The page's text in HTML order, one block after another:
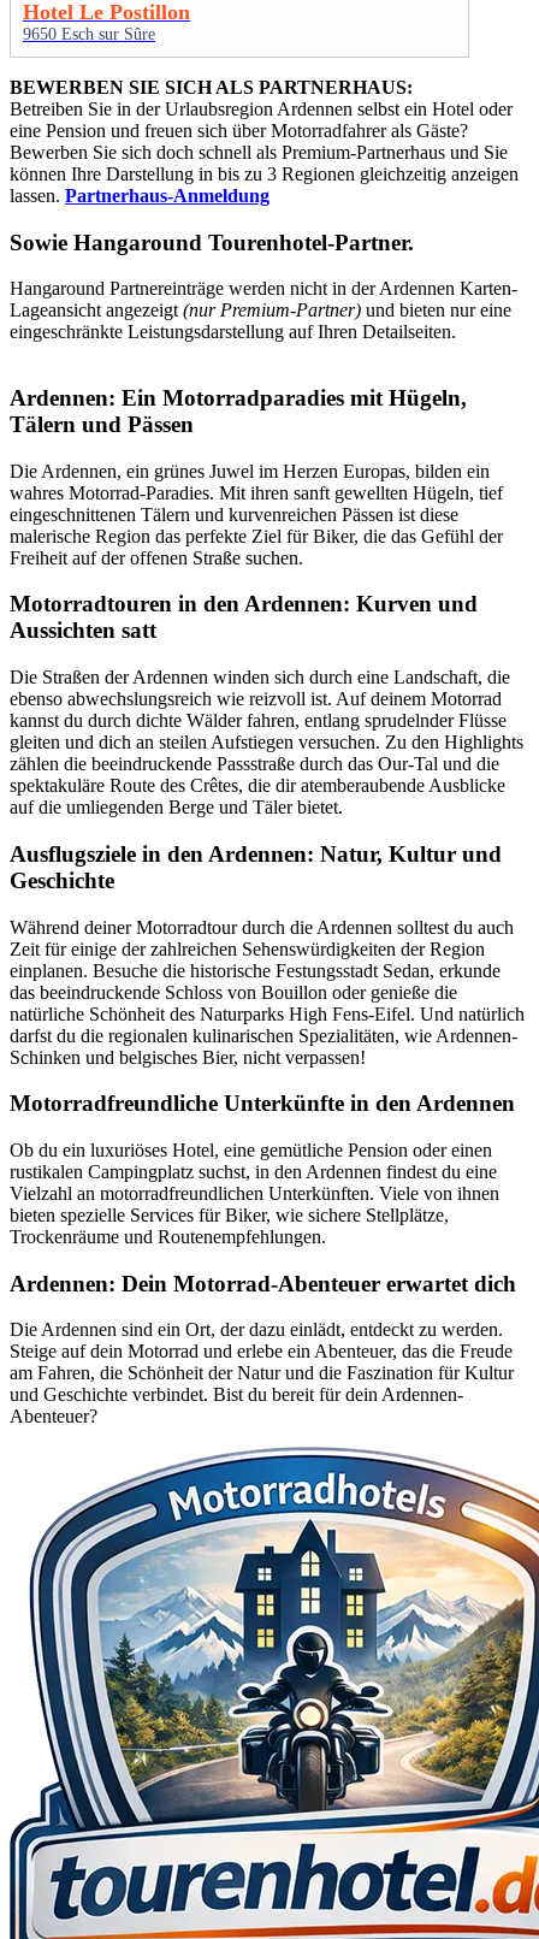
Hotel Le Postillon
9650 Esch sur Sûre
BEWERBEN SIE SICH ALS PARTNERHAUS:
Betreiben Sie in der Urlaubsregion Ardennen selbst ein Hotel oder
eine Pension und freuen sich über Motorradfahrer als Gäste?
Bewerben Sie sich doch schnell als Premium-Partnerhaus und Sie
können Ihre Darstellung in bis zu 3 Regionen gleichzeitig anzeigen
lassen. Partnerhaus-Anmeldung
Sowie Hangaround Tourenhotel-Partner.
Hangaround Partnereinträge werden nicht in der Ardennen Karten-
Lageansicht angezeigt (nur Premium-Partner) und bieten nur eine
eingeschränkte Leistungsdarstellung auf Ihren Detailseiten.
Ardennen: Ein Motorradparadies mit Hügeln,
Tälern und Pässen
Die Ardennen, ein grünes Juwel im Herzen Europas, bilden ein
wahres Motorrad-Paradies. Mit ihren sanft gewellten Hügeln, tief
eingeschnittenen Tälern und kurvenreichen Pässen ist diese
malerische Region das perfekte Ziel für Biker, die das Gefühl der
Freiheit auf der offenen Straße suchen.
Motorradtouren in den Ardennen: Kurven und
Aussichten satt
Die Straßen der Ardennen winden sich durch eine Landschaft, die
ebenso abwechslungsreich wie reizvoll ist. Auf deinem Motorrad
kannst du durch dichte Wälder fahren, entlang sprudelnder Flüsse
gleiten und dich an steilen Aufstiegen versuchen. Zu den Highlights
zählen die beeindruckende Passstraße durch das Our-Tal und die
spektakuläre Route des Crêtes, die dir atemberaubende Ausblicke
auf die umliegenden Berge und Täler bietet.
Ausflugsziele in den Ardennen: Natur, Kultur und
Geschichte
Während deiner Motorradtour durch die Ardennen solltest du auch
Zeit für einige der zahlreichen Sehenswürdigkeiten der Region
einplanen. Besuche die historische Festungsstadt Sedan, erkunde
das beeindruckende Schloss von Bouillon oder genieße die
natürliche Schönheit des Naturparks High Fens-Eifel. Und natürlich
darfst du die regionalen kulinarischen Spezialitäten, wie Ardennen-
Schinken und belgisches Bier, nicht verpassen!
Motorradfreundliche Unterkünfte in den Ardennen
Ob du ein luxuriöses Hotel, eine gemütliche Pension oder einen
rustikalen Campingplatz suchst, in den Ardennen findest du eine
Vielzahl an motorradfreundlichen Unterkünften. Viele von ihnen
bieten spezielle Services für Biker, wie sichere Stellplätze,
Trockenräume und Routenempfehlungen.
Ardennen: Dein Motorrad-Abenteuer erwartet dich
Die Ardennen sind ein Ort, der dazu einlädt, entdeckt zu werden.
Steige auf dein Motorrad und erlebe ein Abenteuer, das die Freude
am Fahren, die Schönheit der Natur und die Faszination für Kultur
und Geschichte verbindet. Bist du bereit für dein Ardennen-
Abenteuer?